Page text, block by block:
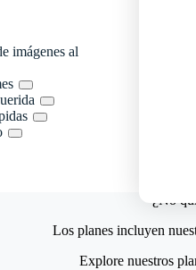
imágenes al
¿No
Los planes incluyen
Explore nuestros